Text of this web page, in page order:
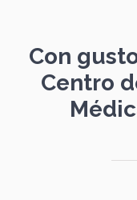
Con
Centro